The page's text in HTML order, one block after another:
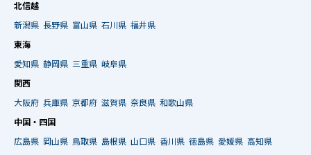
北信越
新潟県 長野県 富山県 石川県 福井県
東海
愛知県 静岡県 三重県 岐阜県
関西
大阪府 兵庫県 京都府 滋賀県 奈良県 和歌山県
中国・四国
広島県 岡山県 鳥取県 島根県 山口県 香川県 徳島県 愛媛県 高知県